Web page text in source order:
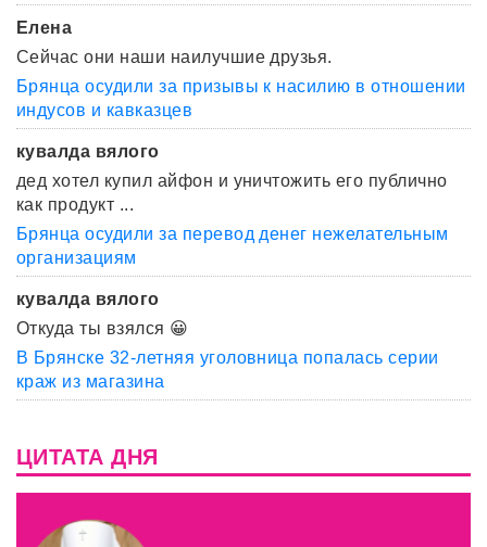
Елена
Сейчас они наши наилучшие друзья.
Брянца осудили за призывы к насилию в отношении
индусов и кавказцев
кувалда вялого
дед хотел купил айфон и уничтожить его публично
как продукт ...
Брянца осудили за перевод денег нежелательным
организациям
кувалда вялого
Откуда ты взялся 😀
В Брянске 32-летняя уголовница попалась серии
краж из магазина
ЦИТАТА ДНЯ